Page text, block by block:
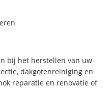
bij het herstellen van uw
dakgotenreiniging en
reparatie en renovatie of